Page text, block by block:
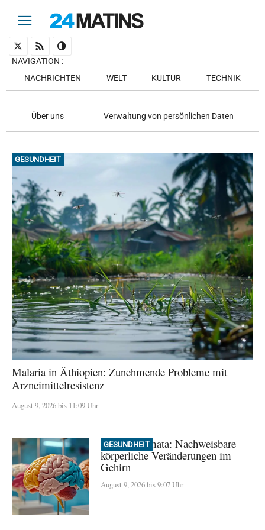
NAVIGATION :
NACHRICHTEN
WELT KULTUR TECHNIK
Über uns Verwaltung von persönlichen Daten
GESUNDHEIT
Malaria in Äthiopien: Zunehmende Probleme mit
Arzneimittelresistenz
August 9, 2026 bis 11:09 Uhr
GESUNDHEIT
Frühe Traumata: Nachweisbare
körperliche Veränderungen im
Gehirn
August 9, 2026 bis 9:07 Uhr